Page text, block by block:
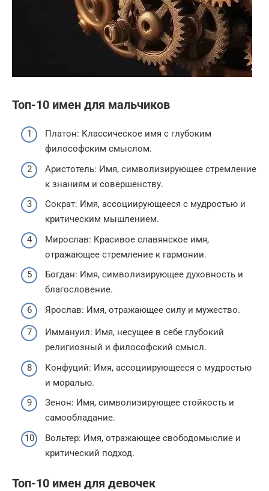
Топ-10 имен для мальчиков
Платон: Классическое имя с глубоким
философским смыслом.
Аристотель: Имя, символизирующее стремление
к знаниям и совершенству.
Сократ: Имя, ассоциирующееся с мудростью и
критическим мышлением.
Мирослав: Красивое славянское имя,
отражающее стремление к гармонии.
Богдан: Имя, символизирующее духовность и
благословение.
Ярослав: Имя, отражающее силу и мужество.
Иммануил: Имя, несущее в себе глубокий
религиозный и философский смысл.
Конфуций: Имя, ассоциирующееся с мудростью
и моралью.
Зенон: Имя, символизирующее стойкость и
самообладание.
Вольтер: Имя, отражающее свободомыслие и
критический подход.
Топ-10 имен для девочек